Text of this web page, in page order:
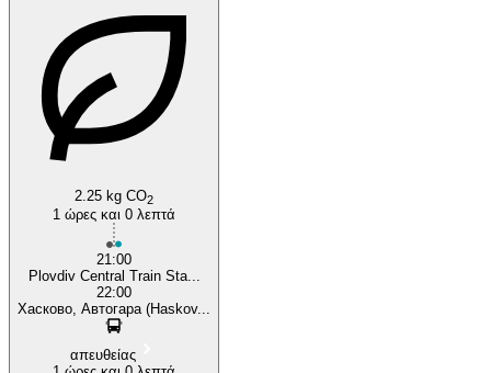
2.25 kg CO2
1 ώρες και 0 λεπτά
21:00
Plovdiv Central Train Sta...
22:00
Хасково, Автогара (Haskov...
απευθείας